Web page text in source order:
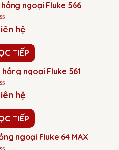
ngoại Fluke 566
hệ
TIẾP
ngoại Fluke 561
hệ
TIẾP
ngoại Fluke 64 MAX